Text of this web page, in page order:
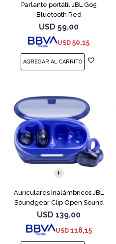
Parlante portátil JBL Go5
Bluetooth Red
USD 59,00
USD 50,15
Auriculares Inalámbricos JBL
Soundgear Clip Open Sound
Azul
USD 139,00
USD 118,15